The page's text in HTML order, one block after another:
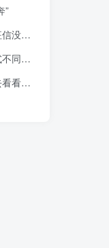
”
了）
650
吧！